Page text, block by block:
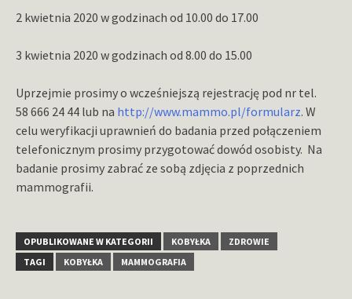
2 kwietnia 2020 w godzinach od 10.00 do 17.00
3 kwietnia 2020 w godzinach od 8.00 do 15.00
Uprzejmie prosimy o wcześniejszą rejestrację pod nr tel.
58 666 24 44 lub na http://www.mammo.pl/formularz. W
celu weryfikacji uprawnień do badania przed połączeniem
telefonicznym prosimy przygotować dowód osobisty. Na
badanie prosimy zabrać ze sobą zdjęcia z poprzednich
mammografii.
OPUBLIKOWANE W KATEGORII KOBYŁKA
ZDROWIE
TAGI
KOBYŁKA MAMMOGRAFIA